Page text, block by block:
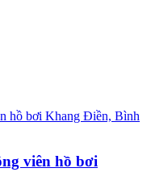
viên hồ bơi